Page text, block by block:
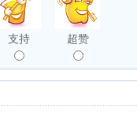
支持 超赞